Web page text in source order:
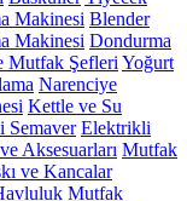
Makinesi Blender
Makinesi Dondurma
Mutfak Şefleri Yoğurt
Narenciye
Kettle ve Su
Semaver Elektrikli
Aksesuarları Mutfak
ve Kancalar
Mutfak